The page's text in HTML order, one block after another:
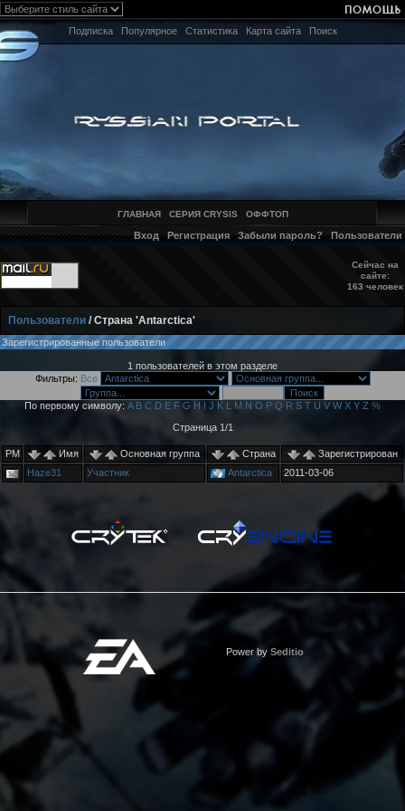
Подписка Популярное Статистика Карта сайта Поиск
ГЛАВНАЯ СЕРИЯ CRYSIS ОФФТОП
Вход Регистрация Забыли пароль? Пользователи
Сейчас на
сайте:
163 человек
Пользователи / Страна 'Antarctica'
Зарегистрированные пользователи
1 пользователей в этом разделе
Фильтры: Все
По первому символу: A B C D E F G H I J K L M N O P Q R S T U V W X Y Z %
Страница 1/1
PM Имя Основная группа Страна
Зарегистрирован
Haze31
Участник Antarctica 2011-03-06
Power by Seditio